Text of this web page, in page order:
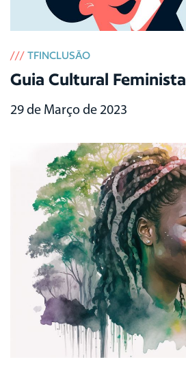
/// TFINCLUSÃO
Guia Cultural Feminista
29 de Março de 2023